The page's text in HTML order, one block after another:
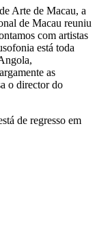
Arte de Macau, a
de Macau reuniu
com artistas
está toda
as
o director do
de regresso em